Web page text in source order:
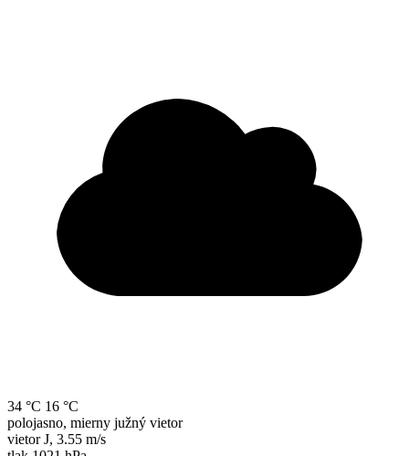
34 °C 16 °C
polojasno, mierny južný vietor
vietor J, 3.55 m/s